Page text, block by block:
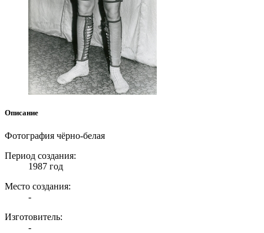
Описание
Фотография чёрно-белая
Период создания:
1987 год
Место создания:
-
Изготовитель:
-